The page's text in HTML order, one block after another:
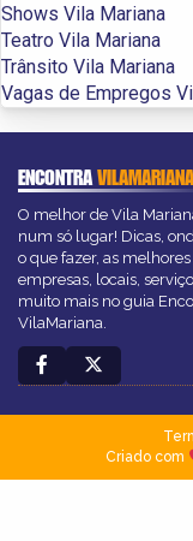
Shows Vila Mariana
Teatro Vila Mariana
Trânsito Vila Mariana
Vagas de Empregos
ENCONTRAVILAMARIANA
O melhor de Vila
num só lugar! Dicas,
o que fazer, as melhores
empresas, locais,
muito mais no guia
VilaMariana.
Criado com